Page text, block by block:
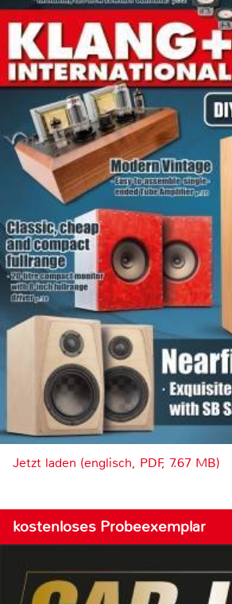
Jetzt laden (englisch, PDF, 7.67 MB)
kostenloses Probeexemplar